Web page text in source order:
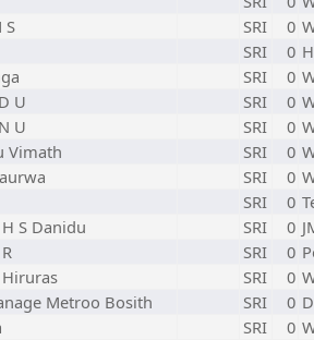
S SRI 0
SRI 0
SRI 0
U SRI 0
U SRI 0
Vimath SRI 0
SRI 0
SRI 0
S Danidu SRI 0
SRI 0
Hiruras SRI 0
Metroo Bosith SRI 0
SRI 0